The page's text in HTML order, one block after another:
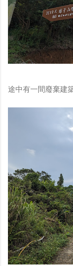
途中有一間廢棄建